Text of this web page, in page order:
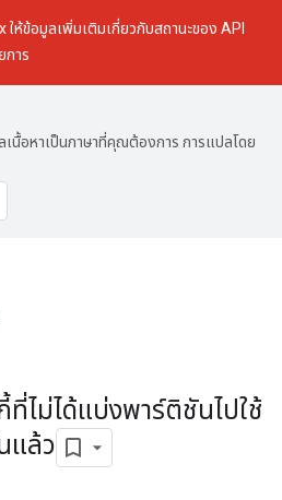
ให้ข้อมูลเพิ่มเติมเกี่ยวกับสถานะของ API
การ
เนื้อหาเป็นภาษาที่คุณต้องการ การแปลโดย
ไม่ได้แบ่งพาร์ติชันไปใช้
แล้ว